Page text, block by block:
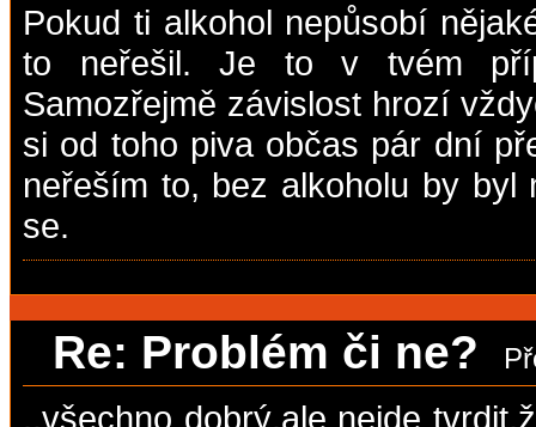
Pokud ti alkohol nepůsobí
to neřešil. Je to v tvém
Samozřejmě závislost hrozí
si od toho piva občas pár dní
neřeším to, bez alkoholu by
se.
Re: Problém či ne?
..všechno dobrý,ale nejde